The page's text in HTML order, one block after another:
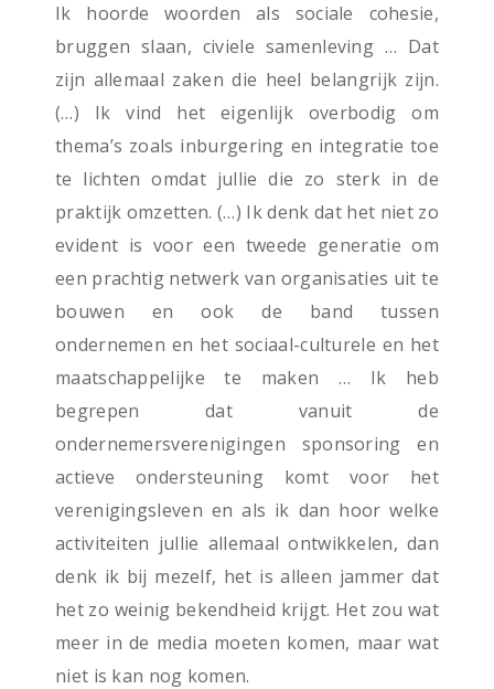
Ik hoorde woorden als sociale cohesie,
bruggen slaan, civiele samenleving … Dat
zijn allemaal zaken die heel belangrijk zijn.
(…) Ik vind het eigenlijk overbodig om
thema’s zoals inburgering en integratie toe
te lichten omdat jullie die zo sterk in de
praktijk omzetten. (…) Ik denk dat het niet zo
evident is voor een tweede generatie om
een prachtig netwerk van organisaties uit te
bouwen en ook de band tussen
ondernemen en het sociaal-culturele en het
maatschappelijke te maken … Ik heb
begrepen dat vanuit de
ondernemersverenigingen sponsoring en
actieve ondersteuning komt voor het
verenigingsleven en als ik dan hoor welke
activiteiten jullie allemaal ontwikkelen, dan
denk ik bij mezelf, het is alleen jammer dat
het zo weinig bekendheid krijgt. Het zou wat
meer in de media moeten komen, maar wat
niet is kan nog komen.